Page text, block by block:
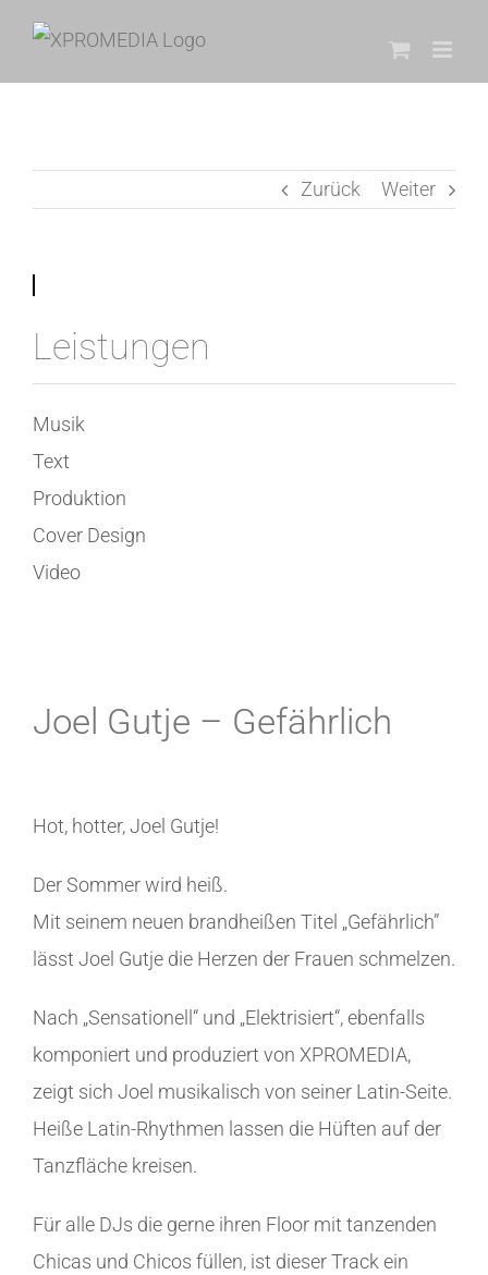
Zum
Zurück Weiter
Leistungen
Musik
Text
Produktion
Cover Design
Video
Joel Gutje – Gefährlich
Hot, hotter, Joel Gutje!
Der Sommer wird heiß.
Mit seinem neuen brandheißen Titel „Gefährlich”
lässt Joel Gutje die Herzen der Frauen schmelzen.
Nach „Sensationell“ und „Elektrisiert“, ebenfalls
komponiert und produziert von XPROMEDIA,
zeigt sich Joel musikalisch von seiner Latin-Seite.
Heiße Latin-Rhythmen lassen die Hüften auf der
Tanzfläche kreisen.
Für alle DJs die gerne ihren Floor mit tanzenden
Chicas und Chicos füllen, ist dieser Track ein